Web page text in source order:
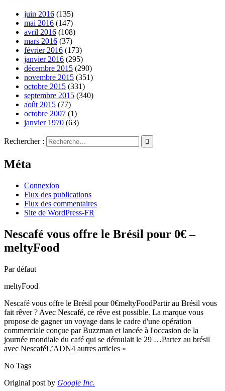
juin 2016 (135)
mai 2016 (147)
avril 2016 (108)
mars 2016 (37)
février 2016 (173)
janvier 2016 (295)
décembre 2015 (290)
novembre 2015 (351)
octobre 2015 (331)
septembre 2015 (340)
août 2015 (77)
octobre 2007 (1)
janvier 1970 (63)
Rechercher :
Méta
Connexion
Flux des publications
Flux des commentaires
Site de WordPress-FR
Nescafé vous offre le Brésil pour 0€ –
meltyFood
Par défaut
meltyFood
Nescafé vous offre le Brésil pour 0€meltyFoodPartir au Brésil vous
fait rêver ? Avec Nescafé, ce rêve est possible. La marque vous
propose de gagner un voyage dans le cadre d'une opération
commerciale conçue par Buzzman et lancée à l'occasion de la
journée mondiale du café qui se déroulait le 29 …Partez au brésil
avec NescaféL’ADN4 autres articles »
No Tags
Original post by Google Inc.